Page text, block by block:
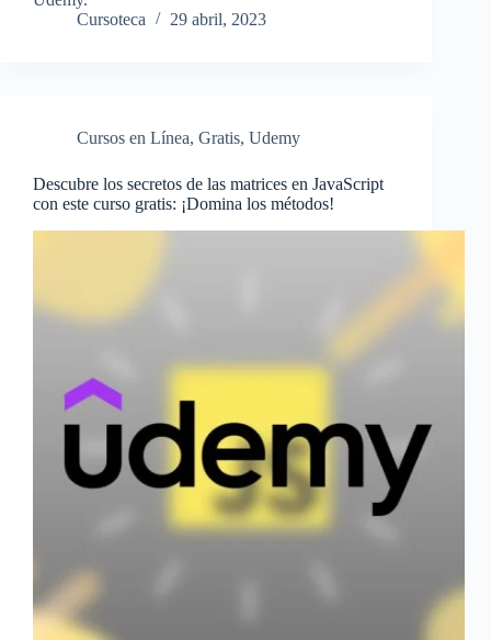
Cursoteca
29 abril, 2023
Cursos en Línea, Gratis, Udemy
Descubre los secretos de las matrices en JavaScript
con este curso gratis: ¡Domina los métodos!